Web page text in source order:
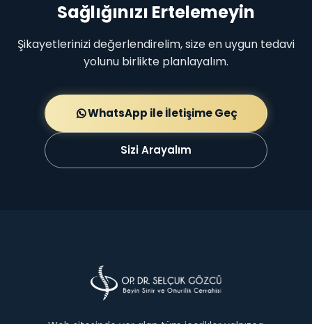
Sağlığınızı Ertelemeyin
Şikayetlerinizi değerlendirelim, size en uygun tedavi
yolunu birlikte planlayalım.
WhatsApp ile İletişime Geç
Sizi Arayalım